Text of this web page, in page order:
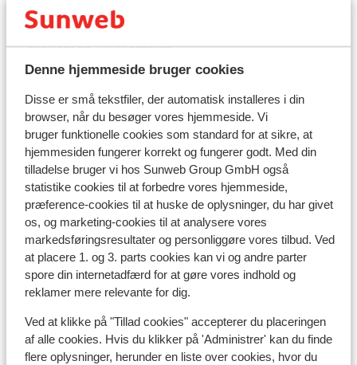
Denne hjemmeside bruger cookies
Disse er små tekstfiler, der automatisk installeres i din
browser, når du besøger vores hjemmeside. Vi
bruger funktionelle cookies som standard for at sikre, at
hjemmesiden fungerer korrekt og fungerer godt. Med din
tilladelse bruger vi hos Sunweb Group GmbH også
statistike cookies til at forbedre vores hjemmeside,
præference-cookies til at huske de oplysninger, du har givet
os, og marketing-cookies til at analysere vores
markedsføringsresultater og personliggøre vores tilbud. Ved
at placere 1. og 3. parts cookies kan vi og andre parter
spore din internetadfærd for at gøre vores indhold og
reklamer mere relevante for dig.
Ved at klikke på "Tillad cookies" accepterer du placeringen
af alle cookies. Hvis du klikker på 'Administrer' kan du finde
flere oplysninger, herunder en liste over cookies, hvor du
Afstand til centrum: ca. 50 meter
Afstand til togstation : Bourg saint maurice train
station: ca. 20 kilometer
Afstand til skipiste ca. 100 meter
Afstand til nærmeste butikker ca. 50 meter
Liftkort/skileje/undervisning
Liftkort
Undervisning
Skileje
Andre overnatningssteder i Les
Arcs/Peisey-Vallandry